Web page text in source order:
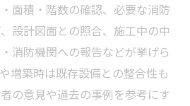
面積・階数の確認、必要な消防
設計図面との照合、施工中の中
消防機関への報告などが挙げら
増築時は既存設備との整合性も
の意見や過去の事例を参考にす